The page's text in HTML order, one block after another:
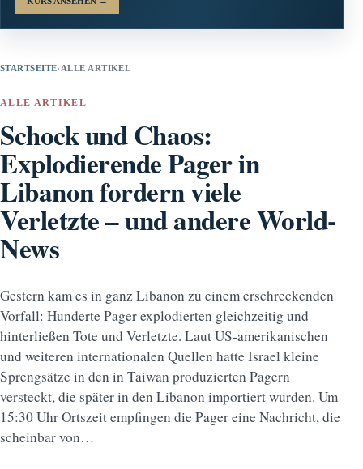
STARTSEITE› ALLE ARTIKEL
ALLE ARTIKEL
Schock und Chaos:
Explodierende Pager in
Libanon fordern viele
Verletzte – und andere World-
News
Gestern kam es in ganz Libanon zu einem erschreckenden
Vorfall: Hunderte Pager explodierten gleichzeitig und
hinterließen Tote und Verletzte. Laut US-amerikanischen
und weiteren internationalen Quellen hatte Israel kleine
Sprengsätze in den in Taiwan produzierten Pagern
versteckt, die später in den Libanon importiert wurden. Um
15:30 Uhr Ortszeit empfingen die Pager eine Nachricht, die
scheinbar von…